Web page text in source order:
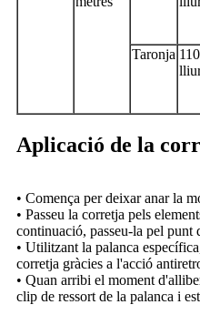
Taronja
Aplicació de la
• Comença per deixar anar la
• Passeu la corretja pels
continuació, passeu-la pel punt
• Utilitzant la palanca
corretja gràcies a l'acció
• Quan arribi el moment
clip de ressort de la palanca i